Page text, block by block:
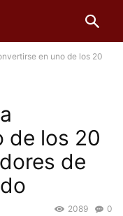
en uno de los 20
de los 20
de
0
2089